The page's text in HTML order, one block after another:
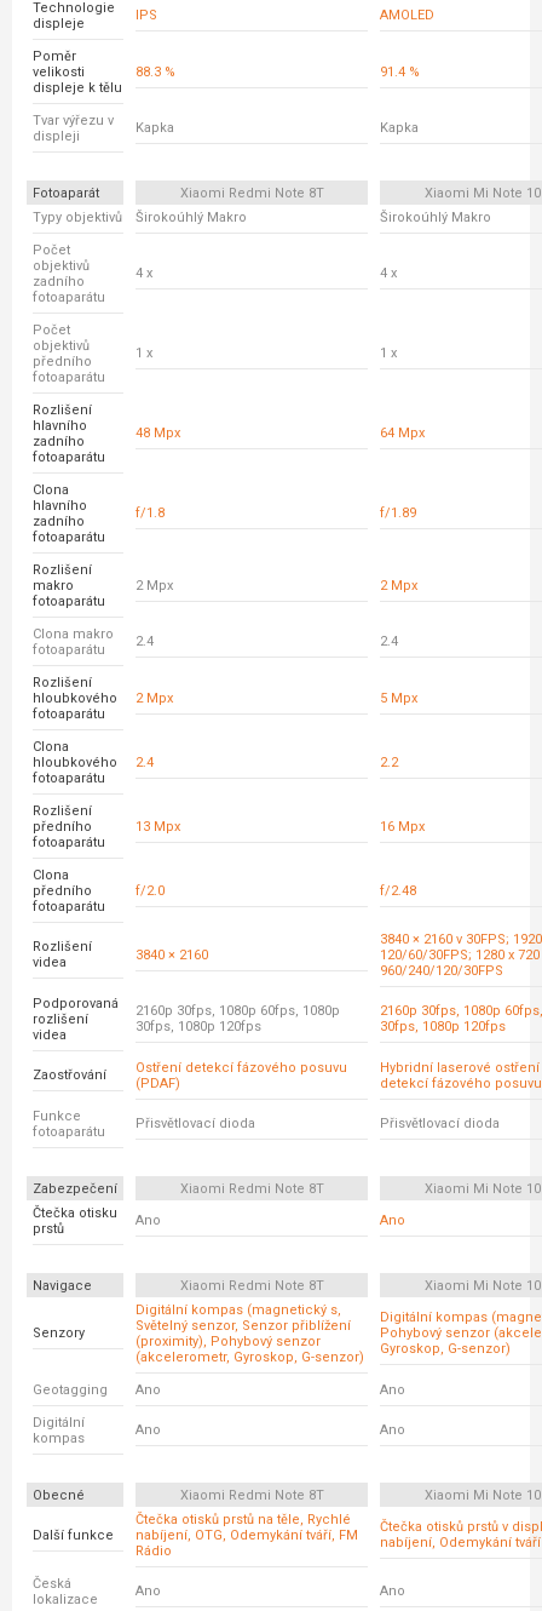
Technologie
displeje
IPS AMOLED
Poměr
velikosti
displeje k tělu
88.3 % 91.4 %
Tvar výřezu v
displeji
Kapka Kapka
Fotoaparát Xiaomi Redmi Note 8T
Xiaomi Mi Note
Typy objektivů
Širokoúhlý Makro Širokoúhlý Makro
Počet
objektivů
zadního
fotoaparátu
4 x 4 x
Počet
objektivů
předního
fotoaparátu
1 x 1 x
Rozlišení
hlavního
zadního
fotoaparátu
48 Mpx 64 Mpx
Clona
hlavního
zadního
fotoaparátu
f/1.8 f/1.89
Rozlišení
makro
fotoaparátu
2 Mpx 2 Mpx
Clona makro
fotoaparátu
2.4 2.4
Rozlišení
hloubkového
fotoaparátu
2 Mpx 5 Mpx
Clona
hloubkového
fotoaparátu
2.4 2.2
Rozlišení
předního
fotoaparátu
13 Mpx 16 Mpx
Clona
předního
fotoaparátu
f/2.0 f/2.48
Rozlišení
videa
3840 × 2160
3840 × 2160 v 30FPS;
120/60/30FPS; 1280 x 720
960/240/120/30FPS
Podporovaná
rozlišení
videa
2160p 30fps, 1080p 60fps, 1080p
30fps, 1080p 120fps
2160p 30fps, 1080p
30fps, 1080p 120fps
Zaostřování
Ostření detekcí fázového posuvu
(PDAF)
Hybridní laserové
detekcí fázového posuvu
Funkce
fotoaparátu
Přisvětlovací dioda Přisvětlovací dioda
Zabezpečení Xiaomi Redmi Note 8T
Xiaomi Mi Note
Čtečka otisku
prstů
Ano Ano
Navigace Xiaomi Redmi Note 8T Xiaomi Mi Note
Senzory
Digitální kompas (magnetický s,
Světelný senzor, Senzor přiblížení
(proximity), Pohybový senzor
(akcelerometr, Gyroskop, G-senzor)
Digitální kompas
Pohybový senzor
Gyroskop, G-senzor)
Geotagging Ano Ano
Digitální
kompas
Ano Ano
Obecné Xiaomi Redmi Note 8T Xiaomi Mi Note
Další funkce
Čtečka otisků prstů na těle, Rychlé
nabíjení, OTG, Odemykání tváří, FM
Rádio
Čtečka otisků prstů v
nabíjení, Odemykání tváří
Česká
lokalizace
Ano Ano